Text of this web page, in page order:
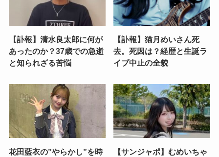
【訃報】清水良太郎に何が
あったのか？37歳での急逝
と知られざる苦悩
【訃報】猫月めいさん死
去。死因は？経歴と生誕ラ
イブ中止の全貌
花田藍衣の”やらかし”を時
【サンジャポ】むめいちゃ